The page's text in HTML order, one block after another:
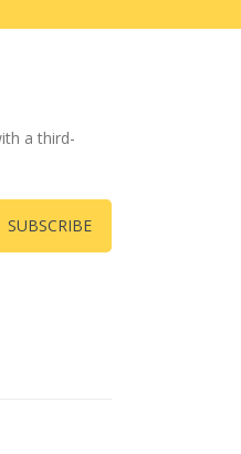
a third-
SUBSCRIBE